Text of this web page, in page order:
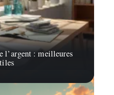
l’argent : meilleures